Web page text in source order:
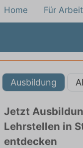
Home Für
Ausbildung
Jetzt
Lehrstellen in
entdecken